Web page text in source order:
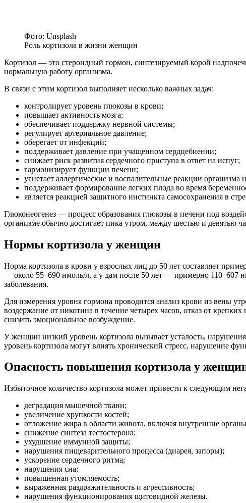
Фото: Unsplash
Роль кортизола в жизни женщин
Кортизол — это стероидный гормон, синтезируемый корой
нормальную работу организма.
В связи с этим кортизол выполняет несколько важных задач:
контролирует уровень глюкозы в крови;
повышает активность мозга;
обеспечивает поддержку нервной системы;
регулирует артериальное давление;
оберегает от инфекций;
поддерживает давление при учащенном сердцебиении;
снижает риск развития сердечного приступа в ответ на испуг;
гармонизирует функции печени;
угнетает аллергические и воспалительные реакции организма
поддерживает формирование легких плода во время
является реакцией защитного инстинкта самосохранения в
Глюконеогенез — процесс образования глюкозы в печени под
организме обычно достигает пика утром, между шестью и девятью
Нормы кортизола у женщин
Норма кортизола в крови у взрослых лиц до 50 лет составляет
— около 55–690 нмоль/л, а у дам после 50 лет — примерно 110–607
заболевания.
Для измерения уровня гормона проводится анализ крови из вены
воздержание от никотина в течение четырех часов, отказ от
снизить эмоциональное возбуждение.
У женщин низкий уровень кортизола вызывает усталость,
уровень кортизола могут влиять хронический стресс, нарушение
Опасность повышения кортизола у
Избыточное количество кортизола может привести к следующим
деградация мышечной ткани;
увеличение хрупкости костей;
отложение жира в области живота, включая внутренние
снижение синтеза тестостерона;
ухудшение иммунной защиты;
нарушения пищеварительного процесса (диарея, запоры);
ускорение сердечного ритма;
нарушения сна;
повышенная утомляемость;
выраженная раздражительность и агрессивность;
нарушения функционирования щитовидной железы.